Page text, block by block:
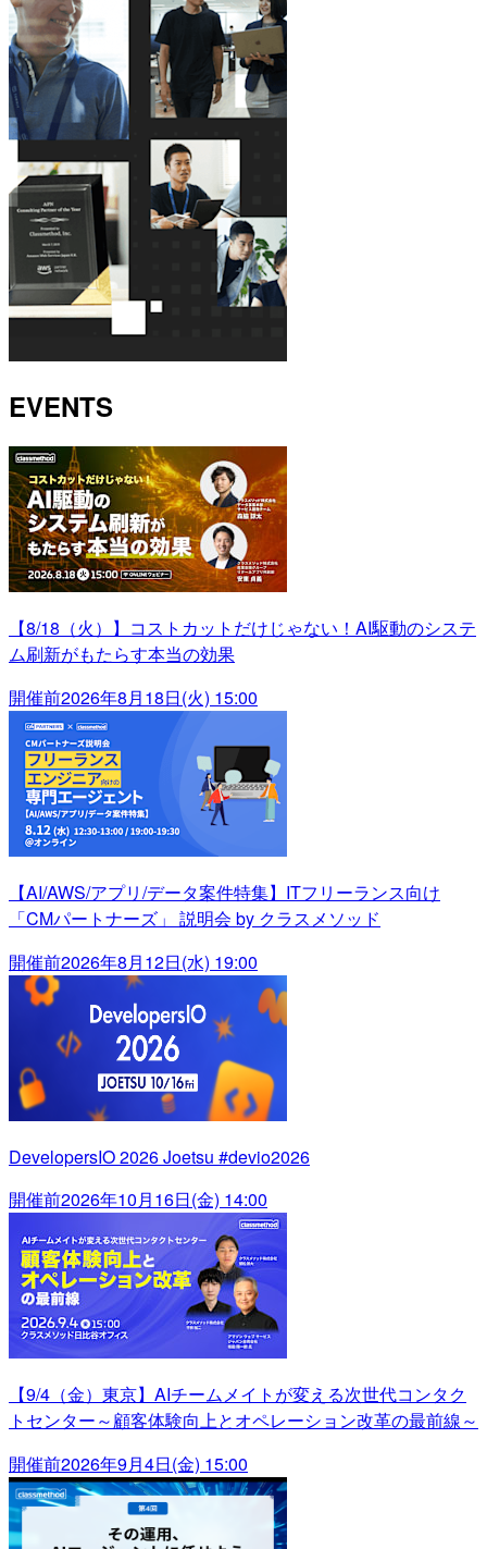
EVENTS
【8/18（火）】コストカットだけじゃない！AI駆動のシステ
ム刷新がもたらす本当の効果
開催前2026年8月18日(火) 15:00
【AI/AWS/アプリ/データ案件特集】ITフリーランス向け
「CMパートナーズ」 説明会 by クラスメソッド
開催前2026年8月12日(水) 19:00
DevelopersIO 2026 Joetsu #devio2026
開催前2026年10月16日(金) 14:00
【9/4（金）東京】AIチームメイトが変える次世代コンタク
トセンター～顧客体験向上とオペレーション改革の最前線～
開催前2026年9月4日(金) 15:00